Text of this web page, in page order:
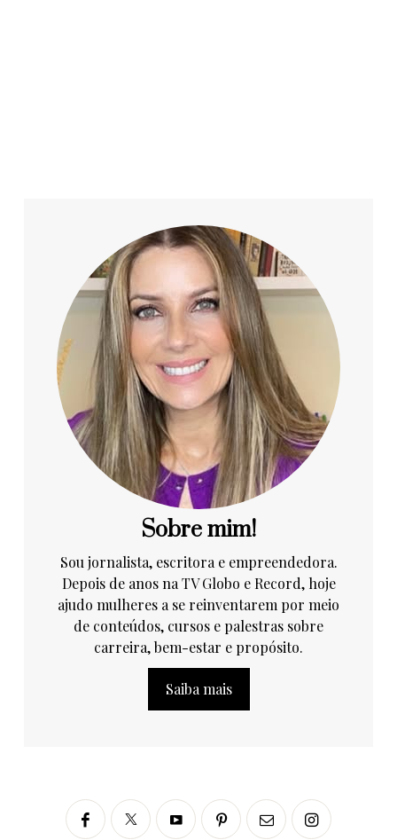
Sobre mim!
Sou jornalista, escritora e empreendedora.
Depois de anos na TV Globo e Record, hoje
ajudo mulheres a se reinventarem por meio
de conteúdos, cursos e palestras sobre
carreira, bem-estar e propósito.
Saiba mais